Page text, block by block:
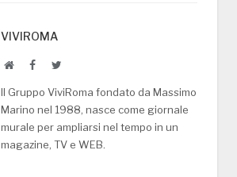
VIVIROMA
WebsiteFacebookTwitter
Il Gruppo ViviRoma fondato da Massimo
Marino nel 1988, nasce come giornale
murale per ampliarsi nel tempo in un
magazine, TV e WEB.